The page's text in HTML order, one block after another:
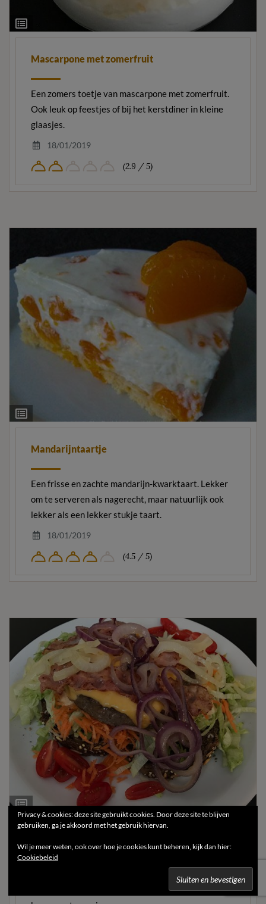
Ingrediëntenlijst
Mascarpone met zomerfruit
Een zomers toetje van mascarpone met zomerfruit.
Ook leuk op feestjes of bij het kerstdiner in kleine
glaasjes.
18/01/2019
(2.9 / 5)
Ingrediëntenlijst
Mandarijntaartje
Een frisse en zachte mandarijn-kwarktaart. Lekker
om te serveren als nagerecht, maar natuurlijk ook
lekker als een lekker stukje taart.
18/01/2019
(4.5 / 5)
Ingrediëntenlijst
gelukkig van wordt bij het horen van de naam. Eén
Privacy & cookies: deze site gebruikt cookies. Door deze site te blijven
gebruiken, ga je akkoord met het gebruik hiervan.
Wil je meer weten, ook over hoe je cookies kunt beheren, kijk dan hier:
Cookiebeleid